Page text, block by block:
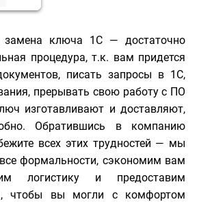
замена ключа 1С — достаточно
процедура, т.к. вам придется
писать запросы в 1С,
прерывать свою работу с ПО
изготавливают и доставляют,
Обратившись в компанию
всех этих трудностей — мы
формальности, сэкономим вам
логистику и предоставим
чтобы вы могли с комфортом